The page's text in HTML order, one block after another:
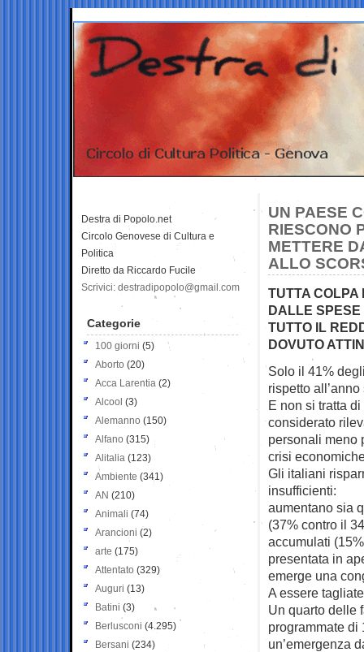
UN PAESE
RIESCONO
METTERE
ALLO
TUTTA COLPA
DALLE SPESE
TUTTO IL
DOVUTO
Solo il 41%
rispetto
E non si tratta
considerato
personali meno
crisi
Gli italiani
insufficienti:
aumentano sia
(37% contro il
accumulati
presentata in
emerge una
A essere
Un quarto delle
programmate di
un’emergenza
Destra di Popolo.net
Circolo Genovese di Cultura e
Politica
Diretto da Riccardo Fucile
Scrivici: destradipopolo@gmail.com
Categorie
100 giorni (5)
Aborto (20)
Acca Larentia (2)
Alcool (3)
Alemanno (150)
Alfano (315)
Alitalia (123)
Ambiente (341)
AN (210)
Animali (74)
Arancioni (2)
arte (175)
Attentato (329)
Auguri (13)
Batini (3)
Berlusconi (4.295)
Bersani (234)